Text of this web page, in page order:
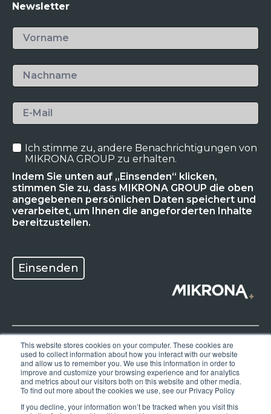
This website stores cookies on your computer. These cookies are
used to collect information about how you interact with our website
and allow us to remember you. We use this information in order to
improve and customize your browsing experience and for analytics
and metrics about our visitors both on this website and other media.
To find out more about the cookies we use, see our Privacy Policy
If you decline, your information won’t be tracked when you visit this
Newsletter
Ich stimme zu, andere Benachrichtigungen von
MIKRONA GROUP zu erhalten.
Indem Sie unten auf „Einsenden“ klicken,
stimmen Sie zu, dass MIKRONA GROUP die oben
angegebenen persönlichen Daten speichert und
verarbeitet, um Ihnen die angeforderten Inhalte
bereitzustellen.
Datenschutzerklärung
AGB